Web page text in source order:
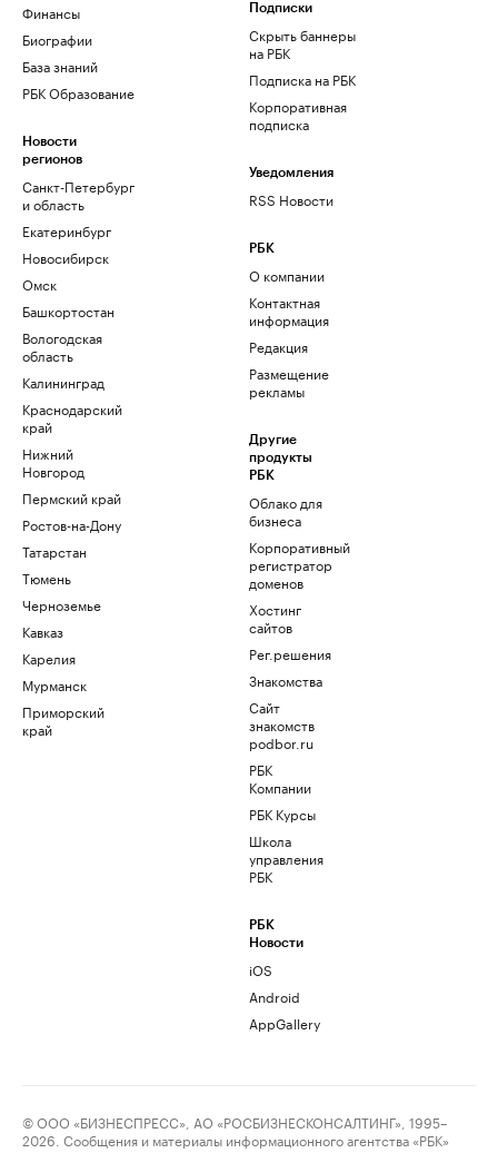
Финансы
Биографии
База знаний
РБК Образование
Новости
регионов
Санкт-Петербург
и область
Екатеринбург
Новосибирск
Омск
Башкортостан
Вологодская
область
Калининград
Краснодарский
край
Нижний
Новгород
Пермский край
Ростов-на-Дону
Татарстан
Тюмень
Черноземье
Кавказ
Карелия
Мурманск
Приморский
край
Подписки
Скрыть баннеры
на РБК
Подписка на РБК
Корпоративная
подписка
Уведомления
RSS Новости
РБК
О компании
Контактная
информация
Редакция
Размещение
рекламы
Другие
продукты
РБК
Облако для
бизнеса
Корпоративный
регистратор
доменов
Хостинг
сайтов
Рег.решения
Знакомства
Сайт
знакомств
podbor.ru
РБК
Компании
РБК Курсы
Школа
управления
РБК
РБК
Новости
iOS
Android
AppGallery
© ООО «БИЗНЕСПРЕСС», АО «РОСБИЗНЕСКОНСАЛТИНГ», 1995–
2026. Сообщения и материалы информационного агентства «РБК»